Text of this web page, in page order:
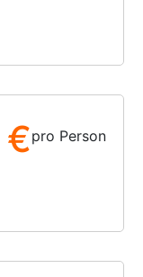
pro Person